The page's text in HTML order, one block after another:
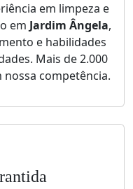
em limpeza e
em Jardim Ângela,
e habilidades
Mais de 2.000
competência.